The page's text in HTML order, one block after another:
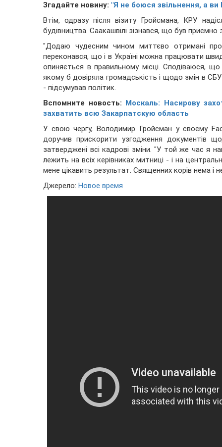
Згадайте новину: "Я не боюся звільнення, а
Втім, одразу після візиту Гройсмана, КРУ
будівництва. Саакашвілі зізнався, що був
"Додаю чудесним чином миттєво отримані
переконався, що і в Україні можна працювати
опиняється в правильному місці. Сподіваюся,
якому б довіряла громадськість і щодо змін в
- підсумував політик.
Вспомните новость:
Москаль: Насирову
захватить всю Закарпатскую область
У свою чергу, Володимир Гройсман у своєму
доручив прискорити узгодження документів
затверджені всі кадрові зміни. "У той же час я
лежить на всіх керівниках митниці - і на
мене цікавить результат. Священних корів нема і
Джерело: Новое время